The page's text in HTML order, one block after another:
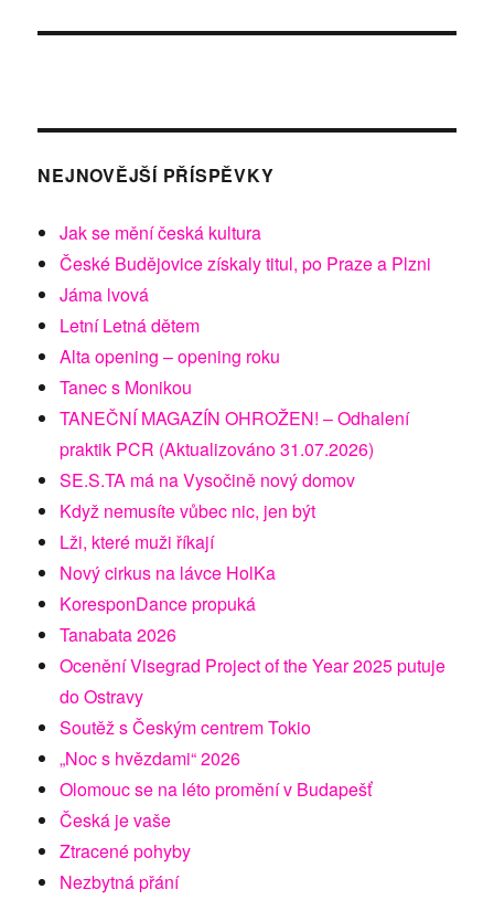
NEJNOVĚJŠÍ PŘÍSPĚVKY
Jak se mění česká kultura
České Budějovice získaly titul, po Praze a Plzni
Jáma lvová
Letní Letná dětem
Alta opening – opening roku
Tanec s Monikou
TANEČNÍ MAGAZÍN OHROŽEN! – Odhalení
praktik PCR (Aktualizováno 31.07.2026)
SE.S.TA má na Vysočině nový domov
Když nemusíte vůbec nic, jen být
Lži, které muži říkají
Nový cirkus na lávce HolKa
KoresponDance propuká
Tanabata 2026
Ocenění Visegrad Project of the Year 2025 putuje
do Ostravy
Soutěž s Českým centrem Tokio
„Noc s hvězdami“ 2026
Olomouc se na léto promění v Budapešť
Česká je vaše
Ztracené pohyby
Nezbytná přání